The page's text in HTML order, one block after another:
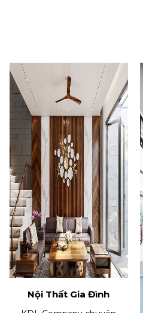
Nội Thất Gia Đình